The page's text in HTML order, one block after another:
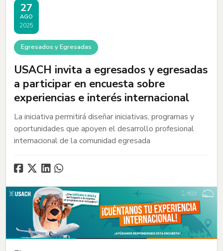
27
AGO
2025
Egresados y Egresadas
USACH invita a egresados y egresadas
a participar en encuesta sobre
experiencias e interés internacional
La iniciativa permitirá diseñar iniciativas, programas y
oportunidades que apoyen el desarrollo profesional
internacional de la comunidad egresada